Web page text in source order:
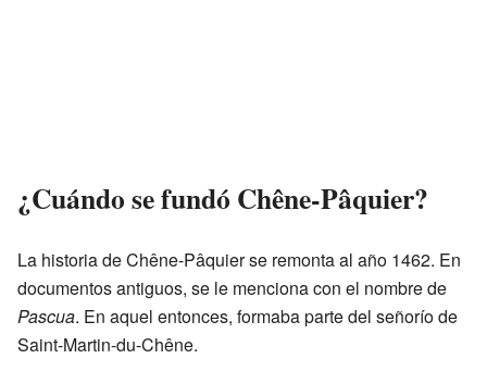
¿Cuándo se fundó Chêne-Pâquier?
La historia de Chêne-Pâquier se remonta al año 1462. En
documentos antiguos, se le menciona con el nombre de
Pascua. En aquel entonces, formaba parte del señorío de
Saint-Martin-du-Chêne.